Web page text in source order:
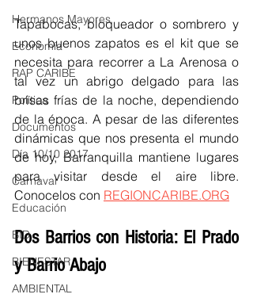
Hermanos Mayores
Economía
RAP CARIBE
Política
Documentos
Día 10/10 2017
Carnaval
Educación
BID
BIENESTAR
AMBIENTAL
Tapabocas, bloqueador o sombrero y
unos buenos zapatos es el kit que se
necesita para recorrer a La Arenosa o
tal vez un abrigo delgado para las
brisas frías de la noche, dependiendo
de la época. A pesar de las diferentes
dinámicas que nos presenta el mundo
de hoy, Barranquilla mantiene lugares
para visitar desde el aire libre.
Conocelos con REGIONCARIBE.ORG
Dos Barrios con Historia: El Prado
y Barrio Abajo